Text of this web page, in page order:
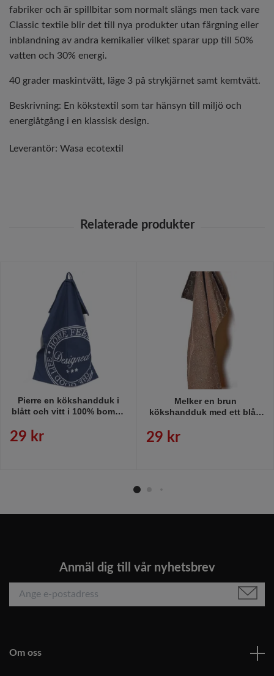
fabriker och är spillbitar som normalt slängs men tack vare
Classic textile blir det till nya produkter utan färgning eller
inblandning av andra kemikalier vilket sparar upp till 50%
vatten och 30% energi.
40 grader maskintvätt, läge 3 på strykjärnet samt kemtvätt.
Beskrivning: En kökstextil som tar hänsyn till miljö och
energiåtgång i en klassisk design.
Leverantör: Wasa ecotextil
Pierre en kökshandduk i
blått och vitt i 100% bomull
29 kr
Melker en brun
kökshandduk med ett blått
29 kr
Anmäl dig till vår nyhetsbrev
Om oss